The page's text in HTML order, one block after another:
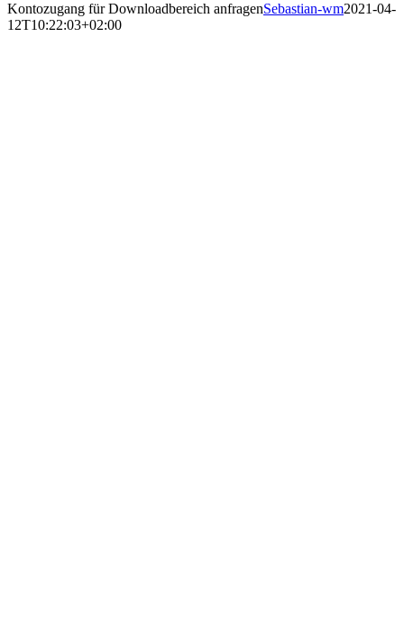
Kontozugang für Downloadbereich anfragenSebastian-wm2021-04-
12T10:22:03+02:00